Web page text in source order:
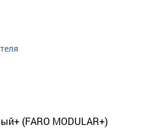
(FARO MODULAR+)